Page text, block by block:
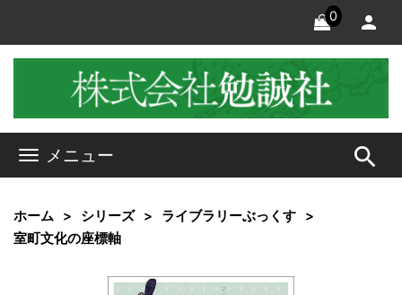
0
メニュー search
ホーム シリーズ
ライブラリーぶっくす
室町文化の座標軸